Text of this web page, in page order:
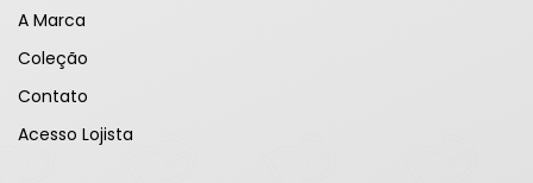
A Marca
Coleção
Contato
Acesso Lojista